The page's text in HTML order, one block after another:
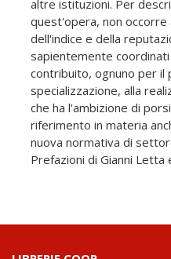
altre istituzioni. Per
quest'opera, non occorre
dell'indice e della
sapientemente
contribuito, ognuno per
specializzazione, alla
che ha l'ambizione di
riferimento in materia
nuova normativa di
Prefazioni di Gianni Letta